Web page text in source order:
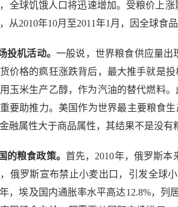
全球饥饿人口将迅速增加。受粮价上
从2010年10月至2011年1月，因全球食
投机活动。一般说，世界粮食供应量出
价格的疯狂涨跌背后，最大推手就是
玉米生产乙醇，作为汽油的替代燃料
要助推力。美国作为世界最主要粮食
融属性大于商品属性，其结果不是没有
的粮食政策。 首先，2010年，俄罗斯本
俄罗斯宣布禁止小麦出口，引发全球
，埃及国内通胀率水平高达12.8%，